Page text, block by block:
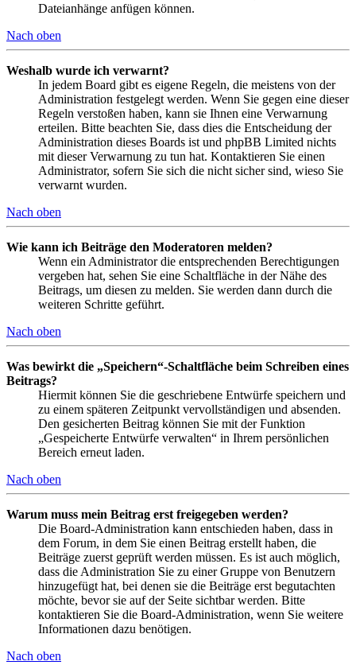
Dateianhänge anfügen können.
Nach oben
Weshalb wurde ich verwarnt?
In jedem Board gibt es eigene Regeln, die meistens von der
Administration festgelegt werden. Wenn Sie gegen eine dieser
Regeln verstoßen haben, kann sie Ihnen eine Verwarnung
erteilen. Bitte beachten Sie, dass dies die Entscheidung der
Administration dieses Boards ist und phpBB Limited nichts
mit dieser Verwarnung zu tun hat. Kontaktieren Sie einen
Administrator, sofern Sie sich die nicht sicher sind, wieso Sie
verwarnt wurden.
Nach oben
Wie kann ich Beiträge den Moderatoren melden?
Wenn ein Administrator die entsprechenden Berechtigungen
vergeben hat, sehen Sie eine Schaltfläche in der Nähe des
Beitrags, um diesen zu melden. Sie werden dann durch die
weiteren Schritte geführt.
Nach oben
Was bewirkt die „Speichern“-Schaltfläche beim Schreiben eines
Beitrags?
Hiermit können Sie die geschriebene Entwürfe speichern und
zu einem späteren Zeitpunkt vervollständigen und absenden.
Den gesicherten Beitrag können Sie mit der Funktion
„Gespeicherte Entwürfe verwalten“ in Ihrem persönlichen
Bereich erneut laden.
Nach oben
Warum muss mein Beitrag erst freigegeben werden?
Die Board-Administration kann entschieden haben, dass in
dem Forum, in dem Sie einen Beitrag erstellt haben, die
Beiträge zuerst geprüft werden müssen. Es ist auch möglich,
dass die Administration Sie zu einer Gruppe von Benutzern
hinzugefügt hat, bei denen sie die Beiträge erst begutachten
möchte, bevor sie auf der Seite sichtbar werden. Bitte
kontaktieren Sie die Board-Administration, wenn Sie weitere
Informationen dazu benötigen.
Nach oben